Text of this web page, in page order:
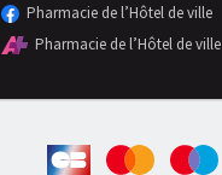
Pharmacie de l’Hôtel de ville
Pharmacie de l’Hôtel de ville